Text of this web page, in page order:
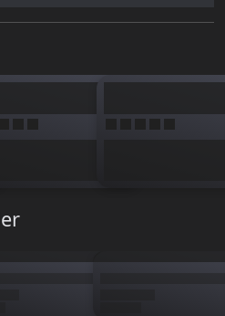
sonraki girişinde otomatik etkinleşir ve
Diğer süre seçenekleri ve EP
Süresi'ni hemen yükle, gelişimini